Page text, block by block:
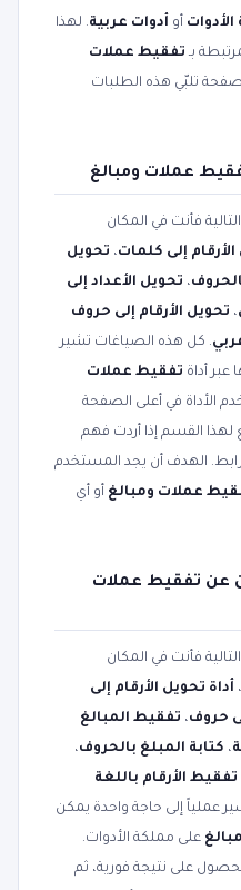
أو أدوات عربية. لهذا
بـ تفقيط عملات
تلبّي هذه الطلبات
عملات ومبالغ
فأنت في المكان
إلى كلمات، تحويل
، تحويل الأعداد إلى
، تحويل الأرقام إلى حروف
. كل هذه الصياغات تشير
عبر أداة تفقيط عملات
الأداة في أعلى الصفحة
لهذا القسم إذا أردت فهم
الهدف أن يجد المستخدم
عملات ومبالغ أو أي
عن تفقيط عملات
فأنت في المكان
، أداة تحويل الأرقام إلى
حروف، تفقيط المبالغ
، كتابة المبلغ بالحروف،
تفقيط الأرقام باللغة
عملياً إلى حاجة واحدة يمكن
على مملكة الأدوات.
على نتيجة فورية، ثم